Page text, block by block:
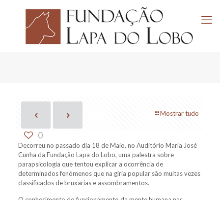
Mostrar tudo
0
Decorreu no passado dia 18 de Maio, no Auditório Maria José
Cunha da Fundação Lapa do Lobo, uma palestra sobre
parapsicologia que tentou explicar a ocorrência de
determinados fenómenos que na gíria popular são muitas vezes
classificados de bruxarias e assombramentos.